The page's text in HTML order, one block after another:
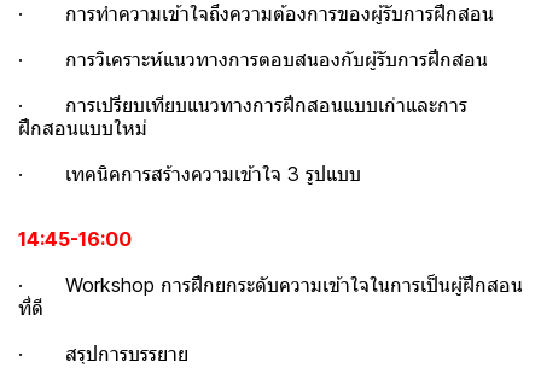
· การทําความเข้าใจถึงความต้องการของผู้รับการฝึกสอน
· การวิเคราะห์แนวทางการตอบสนองกับผู้รับการฝึกสอน
· การเปรียบเทียบแนวทางการฝึกสอนแบบเก่าและการ
ฝึกสอนแบบใหม่
· เทคนิคการสร้างความเข้าใจ 3 รูปแบบ
14:45-16:00
· Workshop การฝึกยกระดับความเข้าใจในการเป็นผู้ฝึกสอน
ที่ดี
· สรุปการบรรยาย